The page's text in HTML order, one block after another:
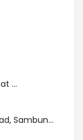
...
Sambun...